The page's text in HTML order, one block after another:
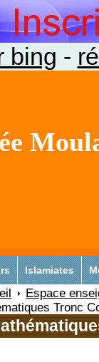
bing -
Islamiates
Espace
Tronc